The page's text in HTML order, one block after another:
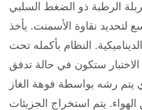
الرطبة ذو الضغط السلبي
نقاوة الأسمنت. يأخذ
النظام بأكمله تحت
ستكون في حالة تدفق
يتم رشه بواسطة فوهة الغاز
الهواء. يتم استخراج الجزيئات